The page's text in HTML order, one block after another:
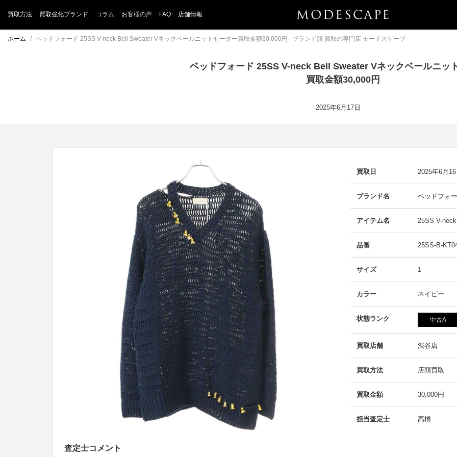
買取方法 買取強化ブランド コラム お客様の声 FAQ 店舗情報
ホーム ベッドフォード 25SS V-neck Bell Sweater Vネックベールニットセーター買取金額30,000円 | ブランド服 買取の専門店 モードスケープ
ベッドフォード 25SS V-neck Bell Sweater Vネックベールニッ
買取金額30,000円
2025年6月17日
買取日 2025年6月
ブランド名 ベッドフォ
アイテム名 25SS V-
品番 25SS-B-
サイズ 1
カラー ネイビー
状態ランク 中古A
買取店舗 渋谷店
買取方法 店頭買取
買取金額 30,000円
担当査定士 高橋
査定士コメント